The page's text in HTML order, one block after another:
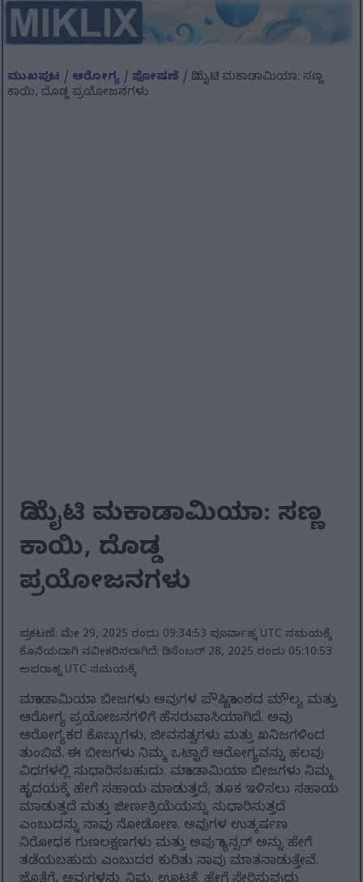
ಮುಖಪುಟ / ಆರೋಗ್ಯ /ಪೋಷಣೆ / ದಿ ಮೈಟಿ ಮಕಾಡಾಮಿಯಾ: ಸಣ್ಣ
ಕಾಯಿ, ದೊಡ್ಡ ಪ್ರಯೋಜನಗಳು
ದಿ ಮೈಟಿ ಮಕಾಡಾಮಿಯಾ: ಸಣ್ಣ
ಕಾಯಿ, ದೊಡ್ಡ
ಪ್ರಯೋಜನಗಳು
ಪ್ರಕಟಣೆ: ಮೇ 29, 2025 ರಂದು 09:34:53 ಪೂರ್ವಾಹ್ನ UTC ಸಮಯಕ್ಕೆ
ಕೊನೆಯದಾಗಿ ನವೀಕರಿಸಲಾಗಿದೆ: ಡಿಸೆಂಬರ್ 28, 2025 ರಂದು 05:10:53
ಅಪರಾಹ್ನ UTC ಸಮಯಕ್ಕೆ
ಮಕಾಡಾಮಿಯಾ ಬೀಜಗಳು ಅವುಗಳ ಪೌಷ್ಟಿಕಾಂಶದ ಮೌಲ್ಯ ಮತ್ತು
ಆರೋಗ್ಯ ಪ್ರಯೋಜನಗಳಿಗೆ ಹೆಸರುವಾಸಿಯಾಗಿದೆ. ಅವು
ಆರೋಗ್ಯಕರ ಕೊಬ್ಬುಗಳು, ಜೀವಸತ್ವಗಳು ಮತ್ತು ಖನಿಜಗಳಿಂದ
ತುಂಬಿವೆ. ಈ ಬೀಜಗಳು ನಿಮ್ಮ ಒಟ್ಟಾರೆ ಆರೋಗ್ಯವನ್ನು ಹಲವು
ವಿಧಗಳಲ್ಲಿ ಸುಧಾರಿಸಬಹುದು. ಮಕಾಡಾಮಿಯಾ ಬೀಜಗಳು ನಿಮ್ಮ
ಹೃದಯಕ್ಕೆ ಹೇಗೆ ಸಹಾಯ ಮಾಡುತ್ತದೆ, ತೂಕ ಇಳಿಸಲು ಸಹಾಯ
ಮಾಡುತ್ತದೆ ಮತ್ತು ಜೀರ್ಣಕ್ರಿಯೆಯನ್ನು ಸುಧಾರಿಸುತ್ತದೆ
ಎಂಬುದನ್ನು ನಾವು ನೋಡೋಣ. ಅವುಗಳ ಉತ್ಕರ್ಷಣ
ನಿರೋಧಕ ಗುಣಲಕ್ಷಣಗಳು ಮತ್ತು ಅವು ಕ್ಯಾನ್ಸರ್ ಅನ್ನು ಹೇಗೆ
ತಡೆಯಬಹುದು ಎಂಬುದರ ಕುರಿತು ನಾವು ಮಾತನಾಡುತ್ತೇವೆ.